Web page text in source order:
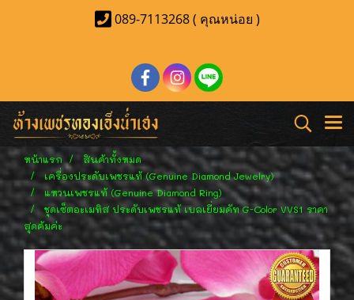
089-7113268 ( คุณหน่อย )
หน้าแรก
สินค้าทั้งหมด
เครื่องประดับเพชรแท้ (Genuine Diamond Jewelry)
แหวนเพชรแท้ (Genuine Diamond Ring)
ชุดเซ็ตอะเมทิส ประดับเพชรแท้ เบลเยี่ยมคัท G-Color VVS1 ราคา
สุดค้มค่ะ